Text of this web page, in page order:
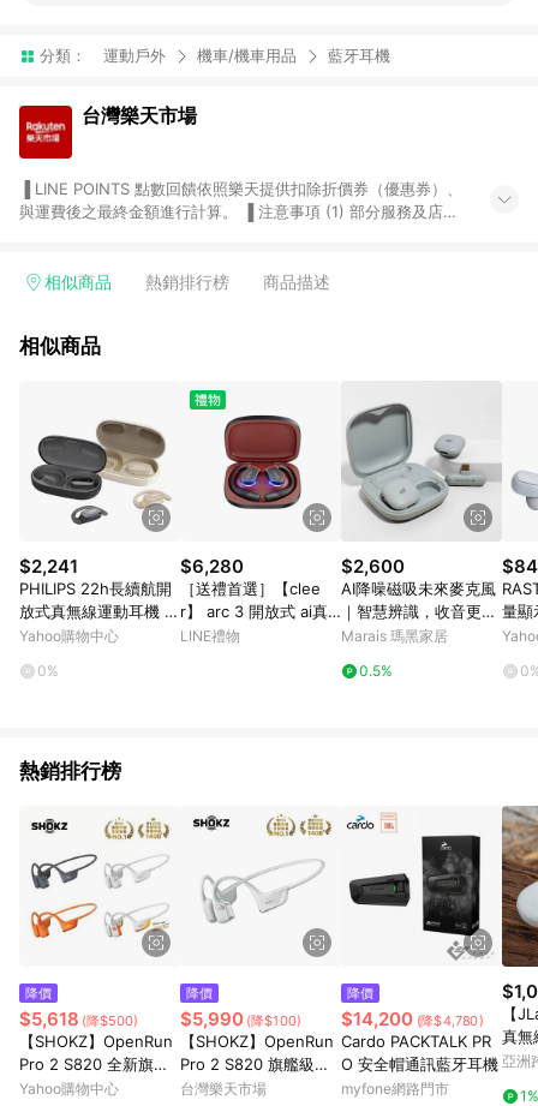
分類： 運動戶外 機車/機車用品 藍牙耳機
台灣樂天市場
與運費後之最終金額進行計算。 ▐ 注意事項 (1) 部分服務及店家
Smart mobile、神腦生活、JS巨盛、樂天KOBO電子書，請詳閱
台灣樂天市場，並在同一瀏覽器於24小時內結帳，才享有 LINE
市場 45 天內完成訂單出貨及結帳，則不符合贈點資格。 (4) 如
使用APP、或中途瀏覽比價網、回饋網、Google等其他網頁、或
由網頁版(電腦版/手機版網頁)切換為App都將會造成追蹤中斷而
無法進行 LINE POINTS 回饋。 (5) LINE 購物為購物資訊整合性
平台，商品資料更新會有時間差，如顯示之商品規格、顏色、價
位、贈品與台灣樂天市場銷售網頁不符，以銷售網頁標示為準。
(6) 導購訂單已逾 365 天，根據台灣樂天回饋規定，逾期訂單將
不符合回饋資格。 (7) 若上述或其他原因，致使消費者無接收到
點數回饋或點數回饋有爭議，台灣樂天市場保有更改條款與法律
追訴之權利，活動詳情以樂天市場網站公告為準。
相似商品 熱銷排行榜 商品描述
相似商品
$2,241
PHILIPS 22h長續航開
放式真無線運動耳機 T
AT3708 (NOD)
Yahoo購物中心
0%
$6,280
［送禮首選］【clee
r】 arc 3 開放式 ai真
無線藍牙耳機 運動版
LINE禮物
$2,600
AI降噪磁吸未來麥克風
｜智慧辨識，收音更清
晰 - 藍霧音盒+ Lightni
Marais 瑪黑家居
0.5%
量顯
機
熱銷排行榜
降價
$5,618 (降$500)
【SHOKZ】OpenRun
Pro 2 S820 全新旗艦
級專業運動耳機
Yahoo購物中心
降價
$5,990 (降$100)
【SHOKZ】OpenRun
Pro 2 S820 旗艦級專
業運動耳機 冰川銀【三
台灣樂天市場
降價
$14,200 (降$4,780)
Cardo PACKTALK PR
O 安全帽通訊藍牙耳機
myfone網路門市
【
真無
沙
亞洲
1%